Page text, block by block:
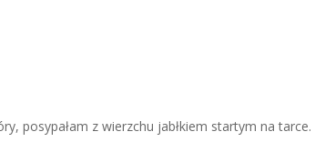
posypałam z wierzchu jabłkiem startym na tarce.